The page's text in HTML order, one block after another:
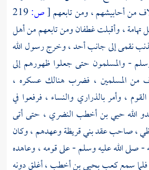
من أحابيشهم ، ومن تابعهم[ص:219
تهامة ،وأقبلتغطفانومن تابعهم من أهل
نقمىإلى جانب أحد ، وخرج رسول الله
- والمسلمون حتى جعلوا ظهورهم إلى
من المسلمين ، فضرب هنالك عسكره ،
القوم ، وأمر بالذراري والنساء ، فرفعوا في
اللهحيي بن أخطب النضري ، حتى أتى
،صاحب عقدبني قريظةوعهدهم ، وكان
- صلى الله عليه وسلم - على قومه ، وعاهده
سمعكعببحيي بن أخطب ،أغلق دونه